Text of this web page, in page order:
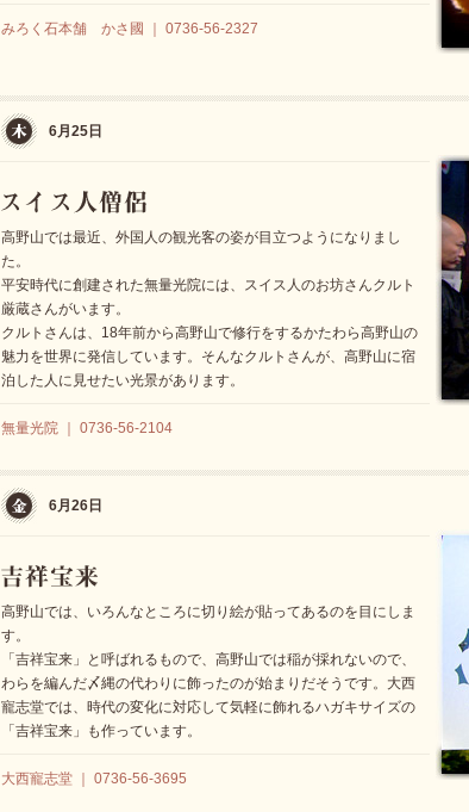
みろく石本舗 かさ國 ｜ 0736-56-2327
6月25日
高野山では最近、外国人の観光客の姿が目立つようになりまし
た。
平安時代に創建された無量光院には、スイス人のお坊さんクルト
厳蔵さんがいます。
クルトさんは、18年前から高野山で修行をするかたわら高野山の
魅力を世界に発信しています。そんなクルトさんが、高野山に宿
泊した人に見せたい光景があります。
無量光院 ｜ 0736-56-2104
6月26日
高野山では、いろんなところに切り絵が貼ってあるのを目にしま
す。
「吉祥宝来」と呼ばれるもので、高野山では稲が採れないので、
わらを編んだ〆縄の代わりに飾ったのが始まりだそうです。大西
寵志堂では、時代の変化に対応して気軽に飾れるハガキサイズの
「吉祥宝来」も作っています。
大西寵志堂 ｜ 0736-56-3695